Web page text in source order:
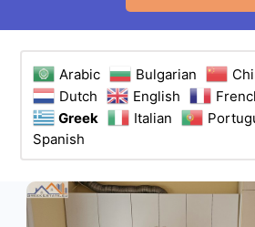
Arabic Bulgarian
Dutch
English
Greek
Italian
Spanish